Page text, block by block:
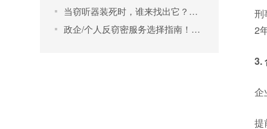
当窃听器装死时，谁来找出它？—揭秘反窃密利器非线节点探测器
政企/个人反窃密服务选择指南！外行如何避坑？选出真内行？
刑
2
3.
企
提